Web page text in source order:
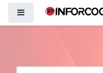
Vai al contenuto principale
Pannello laterale